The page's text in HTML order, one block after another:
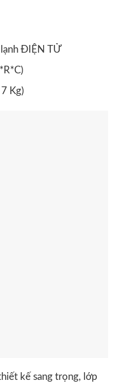
ĐIỆN TỬ
Kg)
kế sang trọng, lớp